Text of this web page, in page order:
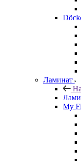
Ламинат
My